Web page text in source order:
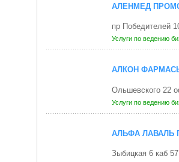
АЛЕНМЕД
пр Победителей
Услуги по ведению
АЛКОН
Ольшевского 22
Услуги по ведению
АЛЬФА ЛАВАЛЬ
Зыбицкая 6 каб